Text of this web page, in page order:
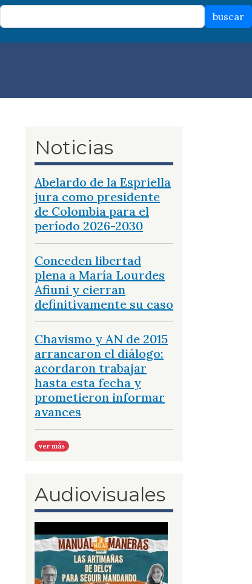
buscar
Noticias
Abelardo de la Espriella
jura como presidente
de Colombia para el
período 2026-2030
Conceden libertad
plena a María Lourdes
Afiuni y cierran
definitivamente su caso
Chavismo y AN de 2015
arrancaron el diálogo:
acordaron trabajar
hasta esta fecha y
prometieron informar
avances
ver más
Audiovisuales